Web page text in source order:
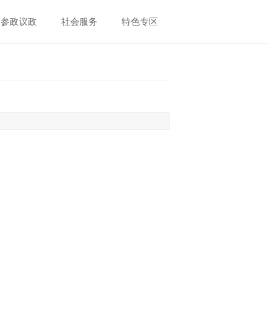
参政议政 社会服务 特色专区